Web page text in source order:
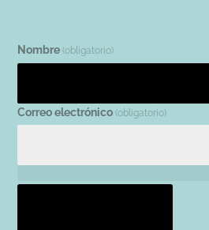
Nombre (obligatorio)
Correo electrónico (obligatorio)